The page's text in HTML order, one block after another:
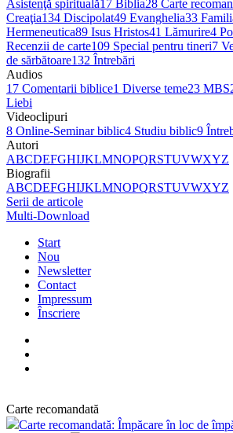
Asistenţă spirituală17 Biblia28 Carte
Creaţia134 Discipolat49 Evanghelia33
Hermeneutica89 Isus Hristos41 Lămurire4
Recenzii de carte109 Special pentru tineri7
de sărbătoare132 Întrebări
Audios
17 Comentarii biblice1 Diverse teme23 MBS
Liebi
Videoclipuri
8 Online-Seminar biblic4 Studiu biblic9
Autori
ABCDEFGHIJKLMNOPQRSTUVWXYZ
Biografii
ABCDEFGHIJKLMNOPQRSTUVWXYZ
Serii de articole
Multi-Download
Start
Nou
Newsletter
Contact
Impressum
Înscriere
Carte recomandată
Carte recomandată: Împăcare în loc de